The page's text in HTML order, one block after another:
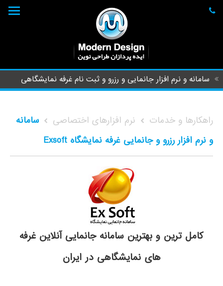
سامانه و نرم افزار جانمایی و رزرو و ثبت نام غرفه نمایشگاهی
راهکارها و خدمات نرم افزارهای اختصاصی
سامانه
و نرم افزار رزرو و جانمایی غرفه نمایشگاه Exsoft
کامل ترین و بهترین سامانه جانمایی آنلاین غرفه
های نمایشگاهی در ایران